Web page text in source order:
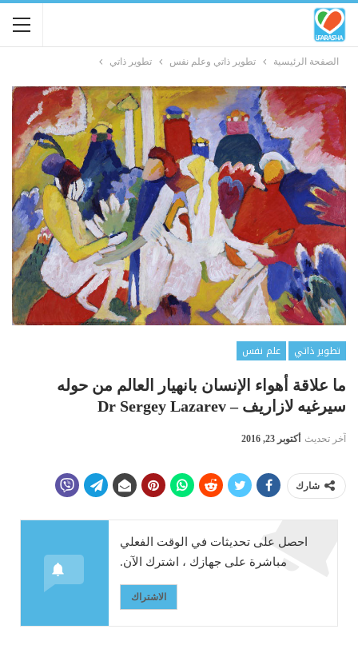
الصفحة الرئيسية تطوير ذاتي وعلم نفس تطوير ذاتي
تطوير ذاتي
علم نفس
ما علاقة أهواء الإنسان بانهيار العالم من حوله
سيرغيه لازاريف – Dr Sergey Lazarev
آخر تحديث أكتوبر 23, 2016
شارك
احصل على تحديثات في الوقت الفعلي
مباشرة على جهازك ، اشترك الآن.
الاشتراك